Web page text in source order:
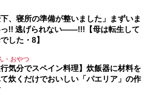
下、寝所の準備が整いました」まずいま
!! 逃げられない――!!!【母は転生して
した・8】
・おやつ
行気分でスペイン料理】炊飯器に材料を
て炊くだけでおいしい「パエリア」の作